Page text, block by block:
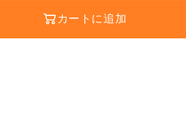
カートに追加